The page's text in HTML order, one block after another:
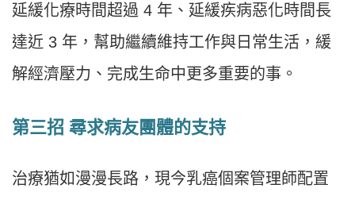
延緩化療時間超過 4 年、延緩疾病惡化時間長
達近 3 年，幫助繼續維持工作與日常生活，緩
解經濟壓力、完成生命中更多重要的事。
第三招 尋求病友團體的支持
治療猶如漫漫長路，現今乳癌個案管理師配置